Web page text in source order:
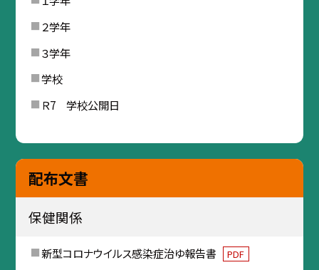
２学年
３学年
学校
Ｒ7 学校公開日
配布文書
保健関係
新型コロナウイルス感染症治ゆ報告書 PDF